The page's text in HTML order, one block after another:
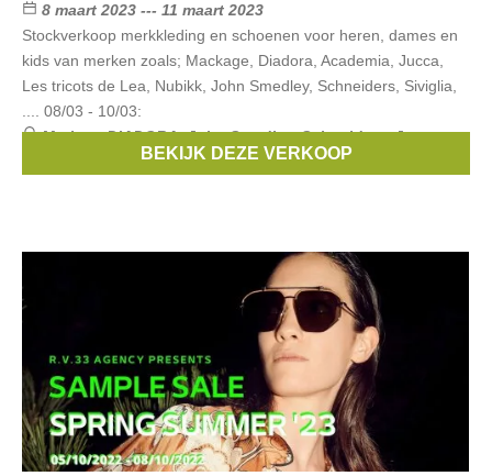
8 maart 2023 --- 11 maart 2023
Stockverkoop merkkleding en schoenen voor heren, dames en
kids van merken zoals; Mackage, Diadora, Academia, Jucca,
Les tricots de Lea, Nubikk, John Smedley, Schneiders, Siviglia,
.... 08/03 - 10/03:
Merken:DIADORA,John Smedley,Schneiders,Jucca,
BEKIJK DEZE VERKOOP